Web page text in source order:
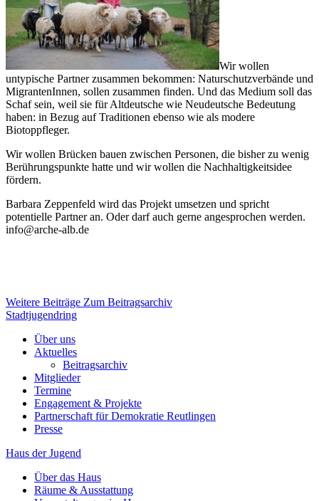
Wir wollen
untypische Partner zusammen bekommen: Naturschutzverbände und
MigrantenInnen, sollen zusammen finden. Und das Medium soll das
Schaf sein, weil sie für Altdeutsche wie Neudeutsche Bedeutung
haben: in Bezug auf Traditionen ebenso wie als modere
Biotoppfleger.
Wir wollen Brücken bauen zwischen Personen, die bisher zu wenig
Berührungspunkte hatte und wir wollen die Nachhaltigkeitsidee
fördern.
Barbara Zeppenfeld wird das Projekt umsetzen und spricht
potentielle Partner an. Oder darf auch gerne angesprochen werden.
info@arche-alb.de
Weitere Beiträge Zum Beitragsarchiv
Stadtjugendring
Über uns
Aktuelles
Beitragsarchiv
Mitglieder
Termine
Engagement & Projekte
Partnerschaft für Demokratie Reutlingen
Presse
Haus der Jugend
Über das Haus
Räume & Ausstattung